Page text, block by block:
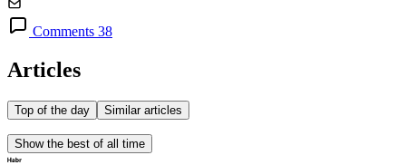
Comments 38
Articles
Top of the day Similar articles
Show the best of all time